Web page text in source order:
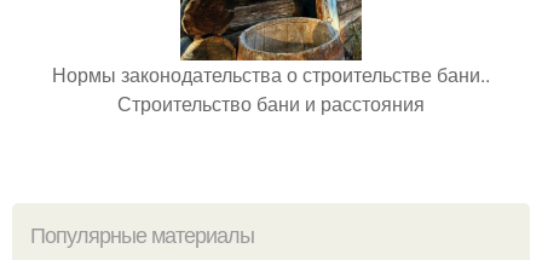
Нормы законодательства о строительстве бани..
Строительство бани и расстояния
Популярные материалы